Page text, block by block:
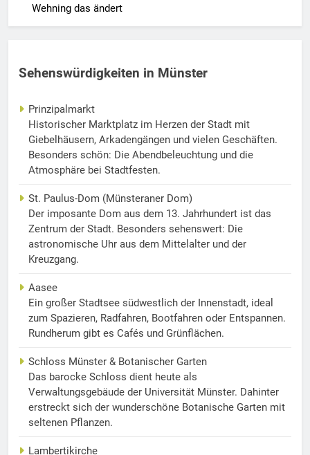
Wehning das ändert
Sehenswürdigkeiten in Münster
Prinzipalmarkt
Historischer Marktplatz im Herzen der Stadt mit
Giebelhäusern, Arkadengängen und vielen Geschäften.
Besonders schön: Die Abendbeleuchtung und die
Atmosphäre bei Stadtfesten.
St. Paulus-Dom (Münsteraner Dom)
Der imposante Dom aus dem 13. Jahrhundert ist das
Zentrum der Stadt. Besonders sehenswert: Die
astronomische Uhr aus dem Mittelalter und der
Kreuzgang.
Aasee
Ein großer Stadtsee südwestlich der Innenstadt, ideal
zum Spazieren, Radfahren, Bootfahren oder Entspannen.
Rundherum gibt es Cafés und Grünflächen.
Schloss Münster & Botanischer Garten
Das barocke Schloss dient heute als
Verwaltungsgebäude der Universität Münster. Dahinter
erstreckt sich der wunderschöne Botanische Garten mit
seltenen Pflanzen.
Lambertikirche